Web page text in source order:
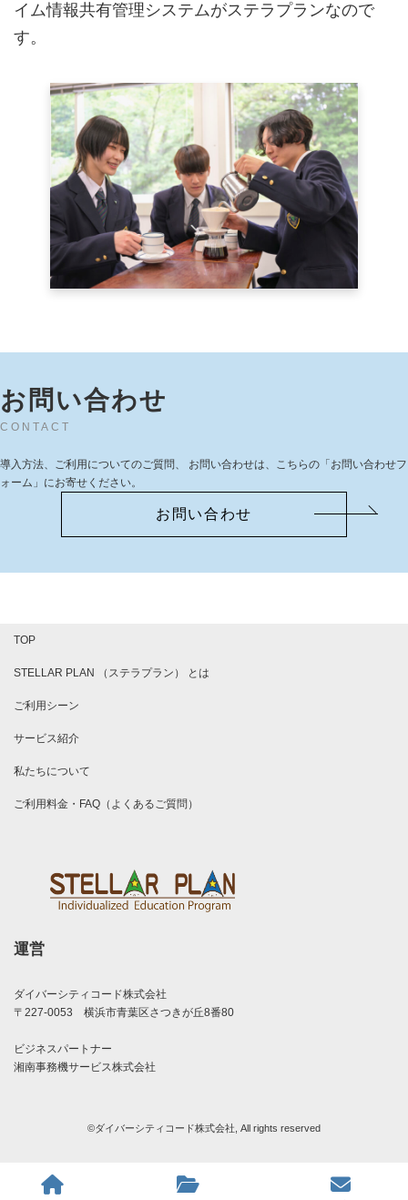
イム情報共有管理システムがステラプランなので
す。
お問い合わせ
CONTACT
導入方法、ご利用についてのご質問、 お問い合わせは、こちらの「お問い合わせフ
ォーム」にお寄せください。
お問い合わせ
TOP
STELLAR PLAN （ステラプラン） とは
ご利用シーン
サービス紹介
私たちについて
ご利用料金・FAQ（よくあるご質問）
運営
ダイバーシティコード株式会社
〒227-0053 横浜市青葉区さつきが丘8番80
ビジネスパートナー
湘南事務機サービス株式会社
©ダイバーシティコード株式会社, All rights reserved